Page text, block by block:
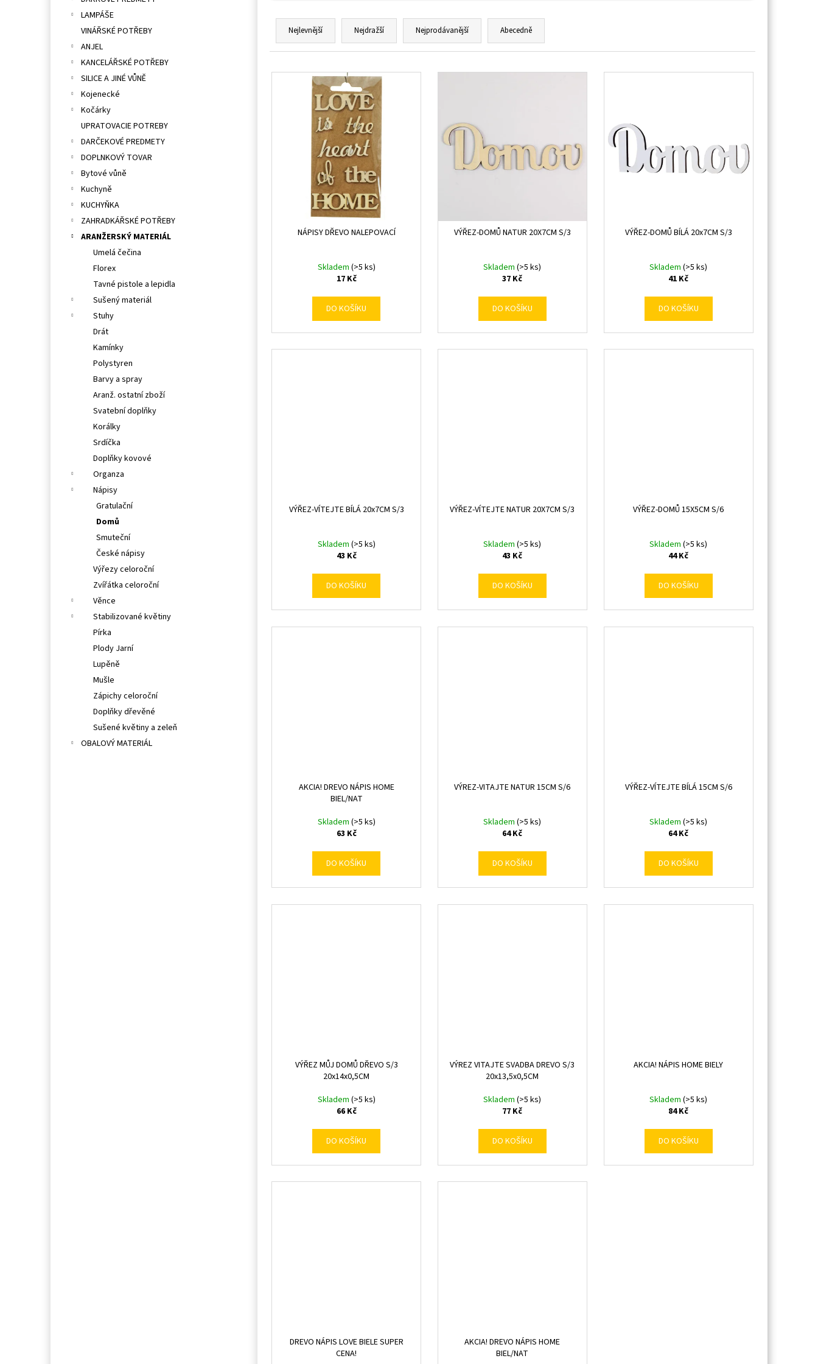
LAMPÁŠE
VINÁŘSKÉ POTŘEBY
ANJEL
KANCELÁŘSKÉ POTŘEBY
SILICE A JINÉ VŮNĚ
Kojenecké
Kočárky
UPRATOVACIE POTREBY
DARČEKOVÉ PREDMETY
DOPLNKOVÝ TOVAR
Bytové vůně
Kuchyně
KUCHYŇKA
ZAHRADKÁŘSKÉ POTŘEBY
ARANŽERSKÝ MATERIÁL
Umelá čečina
Florex
Tavné pistole a lepidla
Sušený materiál
Stuhy
Drát
Kamínky
Polystyren
Barvy a spray
Aranž. ostatní zboží
Svatební doplňky
Korálky
Srdíčka
Doplňky kovové
Organza
Nápisy
Gratulační
Domů
Smuteční
České nápisy
Výřezy celoroční
Zvířátka celoroční
Věnce
Stabilizované květiny
Pírka
Plody Jarní
Lupěně
Mušle
Zápichy celoroční
Doplňky dřevěné
Sušené květiny a zeleň
OBALOVÝ MATERIÁL
Ř
z
Nejlevnější Nejdražší Nejprodávanější Abecedně
V
NÁPISY DŘEVO NALEPOVACÍ
Skladem (>5 ks)
17 Kč
DO KOŠÍKU
VÝŘEZ-DOMŮ NATUR 20X7CM S/3
Skladem(>5 ks)
37 Kč
DO KOŠÍKU
VÝŘEZ-DOMŮ BÍLÁ 20x7CM S/3
Skladem(>5 ks)
41 Kč
DO KOŠÍKU
VÝŘEZ-VÍTEJTE BÍLÁ 20x7CM S/3
Skladem (>5 ks)
43 Kč
DO KOŠÍKU
VÝŘEZ-VÍTEJTE NATUR 20X7CM S/3
Skladem(>5 ks)
43 Kč
DO KOŠÍKU
VÝŘEZ-DOMŮ 15X5CM S/6
Skladem(>5 ks)
44 Kč
DO KOŠÍKU
AKCIA! DREVO NÁPIS HOME
BIEL/NAT
Skladem (>5 ks)
63 Kč
DO KOŠÍKU
VÝREZ-VITAJTE NATUR 15CM S/6
Skladem(>5 ks)
64 Kč
DO KOŠÍKU
VÝŘEZ-VÍTEJTE BÍLÁ 15CM S/6
Skladem(>5 ks)
64 Kč
DO KOŠÍKU
VÝŘEZ MŮJ DOMŮ DŘEVO S/3
20x14x0,5CM
Skladem (>5 ks)
66 Kč
DO KOŠÍKU
VÝREZ VITAJTE SVADBA DREVO S/3
20x13,5x0,5CM
Skladem(>5 ks)
77 Kč
DO KOŠÍKU
AKCIA! NÁPIS HOME BIELY
Skladem(>5 ks)
84 Kč
DO KOŠÍKU
DREVO NÁPIS LOVE BIELE SUPER
CENA!
AKCIA! DREVO NÁPIS HOME
BIEL/NAT